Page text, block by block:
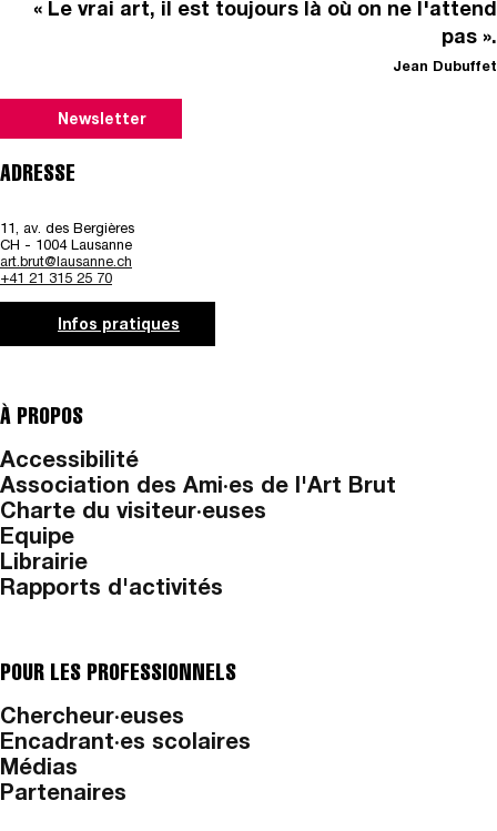
« Le vrai art, il est toujours là où on ne l'attend
pas ».
Jean Dubuffet
Newsletter
ADRESSE
11, av. des Bergières
CH - 1004 Lausanne
art.brut@lausanne.ch
+41 21 315 25 70
Infos pratiques
À PROPOS
Accessibilité
Association des Ami·es de l'Art Brut
Charte du visiteur·euses
Equipe
Librairie
Rapports d'activités
POUR LES PROFESSIONNELS
Chercheur·euses
Encadrant·es scolaires
Médias
Partenaires